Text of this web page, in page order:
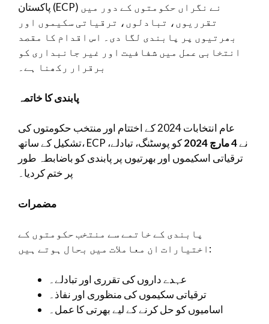
پاکستان (ECP) نے نگراں حکومتوں کے دور میں
تقرریوں، تبادلوں، ترقیاتی سکیموں اور
بھرتیوں پر پابندی لگا دی۔ اس اقدام کا مقصد
انتخابی عمل میں شفافیت اور غیر جانبداری کو
برقرار رکھنا ہے۔
پابندی کا خاتمہ
عام انتخابات 2024 کے اختتام اور منتخب حکومتوں کی
تشکیل کے ساتھ، ECP نے4 مارچ 2024
کو پوسٹنگ، تبادلے،
ترقیاتی اسکیموں اور بھرتیوں پر پابندی کو باضابطہ طور
پر ختم کردیا۔
مضمرات
پابندی کے خاتمے سے منتخب حکومتوں کے
اختیارات ان معاملات میں بحال ہوتے ہیں:
عہدے داروں کی تقرری اور تبادلے۔
ترقیاتی سکیموں کی منظوری اور نفاذ۔
اسامیوں کو حل کرنے کے لیے بھرتی کا عمل۔